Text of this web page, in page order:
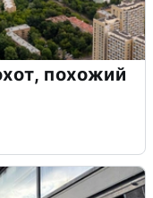
похожий